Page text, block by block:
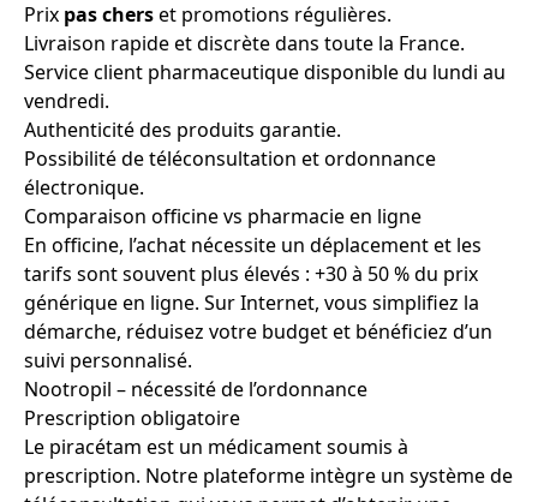
Prix pas cherset promotions régulières.
Livraison rapide et discrète dans toute la France.
Service client pharmaceutique disponible du lundi au
vendredi.
Authenticité des produits garantie.
Possibilité de téléconsultation et ordonnance
électronique.
Comparaison officine vs pharmacie en ligne
En officine, l’achat nécessite un déplacement et les
tarifs sont souvent plus élevés : +30 à 50 % du prix
générique en ligne. Sur Internet, vous simplifiez la
démarche, réduisez votre budget et bénéficiez d’un
suivi personnalisé.
Nootropil – nécessité de l’ordonnance
Prescription obligatoire
Le piracétam est un médicament soumis à
prescription. Notre plateforme intègre un système de